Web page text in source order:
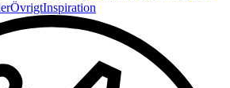
ÖvrigtInspiration